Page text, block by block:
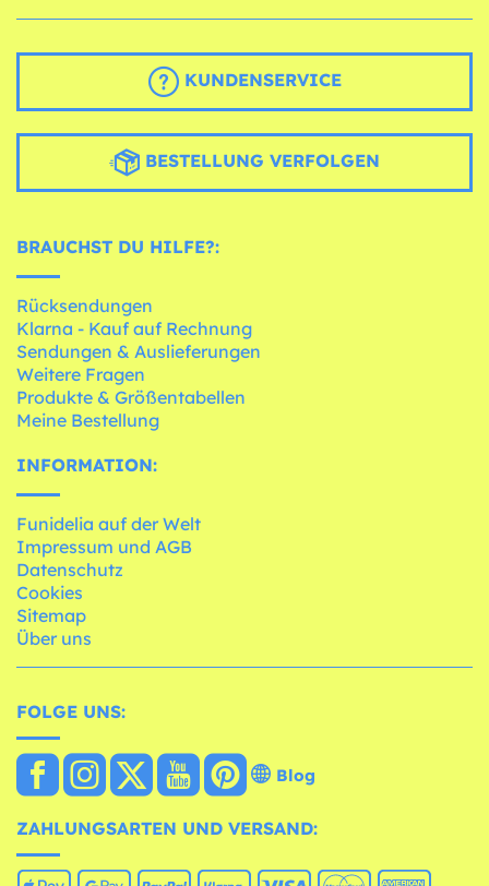
KUNDENSERVICE
BESTELLUNG VERFOLGEN
BRAUCHST DU HILFE?:
Rücksendungen
Klarna - Kauf auf Rechnung
Sendungen & Auslieferungen
Weitere Fragen
Produkte & Größentabellen
Meine Bestellung
INFORMATION:
Funidelia auf der Welt
Impressum und AGB
Datenschutz
Cookies
Sitemap
Über uns
FOLGE UNS:
Blog
ZAHLUNGSARTEN UND VERSAND: